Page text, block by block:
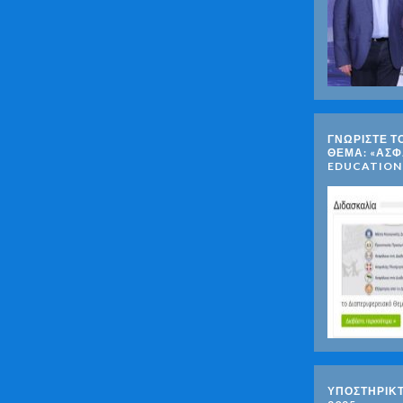
ΓΝΩΡΊΣΤΕ
ΘΈΜΑ:
EDUCATION